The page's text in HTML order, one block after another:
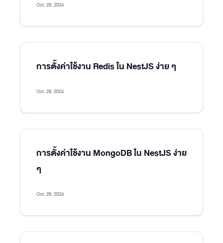
Oct. 29, 2024
การตั้งค่าใช้งาน Redis ใน NestJS ง่าย ๆ
Oct. 29, 2024
การตั้งค่าใช้งาน MongoDB ใน NestJS ง่าย
ๆ
Oct. 29, 2024